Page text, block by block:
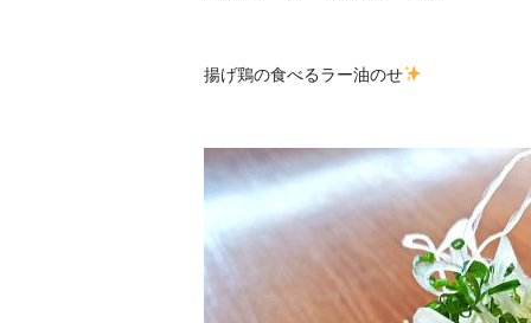
揚げ鶏の食べるラー油のせ